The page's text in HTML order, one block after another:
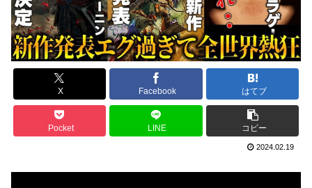
X Facebook はてブ
Pocket LINE コピー
2024.02.19